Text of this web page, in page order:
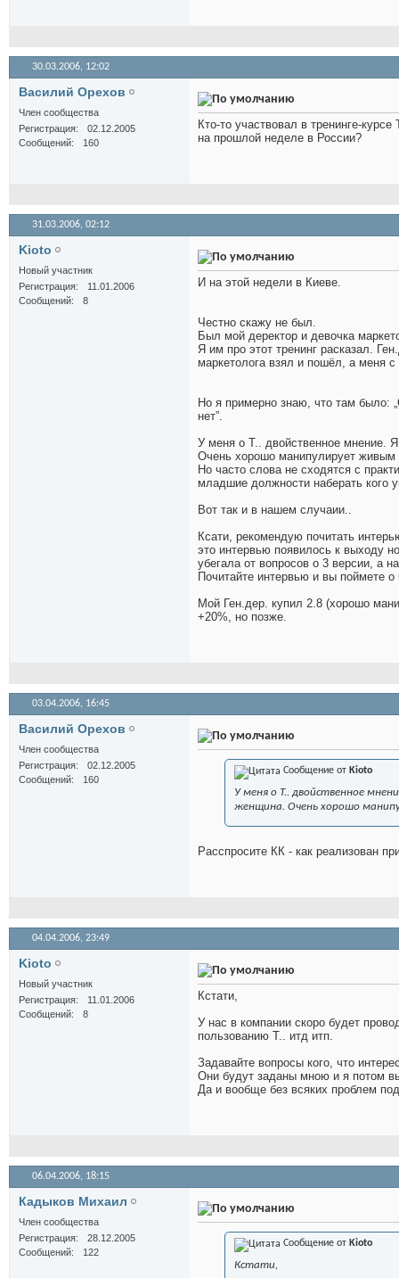
30.03.2006, 12:02
Василий Орехов
Член сообщества
Регистрация
02.12.2005
Сообщений
160
Кто-то участвовал в тренинге-курсе
на прошлой неделе в России?
31.03.2006, 02:12
Kioto
Новый участник
Регистрация
11.01.2006
Сообщений
8
И на этой недели в Киеве.
Честно скажу не был.
Был мой деректор и девочка
Я им про этот тренинг расказал.
маркетолога взял и пошёл, а меня
Но я примерно знаю, что там было:
нет”.
У меня о Т.. двойственное мнение.
Очень хорошо манипулирует живым
Но часто слова не сходятся с
младшие должности наберать кого
Вот так и в нашем случаии..
Ксати, рекомендую почитать
это интервью появилось к выходу
убегала от вопросов о 3 версии, а
Почитайте интервью и вы поймете
Мой Ген.дер. купил 2.8 (хорошо
+20%, но позже.
03.04.2006, 16:45
Василий Орехов
Член сообщества
Регистрация
02.12.2005
Сообщений
160
Сообщение от Kioto
У меня о Т.. двойственное
женщина. Очень хорошо
Расспросите КК - как реализован
04.04.2006, 23:49
Kioto
Новый участник
Регистрация
11.01.2006
Сообщений
8
Кстати,
У нас в компании скоро будет
пользованию Т.. итд итп.
Задавайте вопросы кого, что
Они будут заданы мною и я потом
Да и вообще без всяких проблем
06.04.2006, 18:15
Кадыков Михаил
Член сообщества
Регистрация
28.12.2005
Сообщений
122
Сообщение от Kioto
Кстати,